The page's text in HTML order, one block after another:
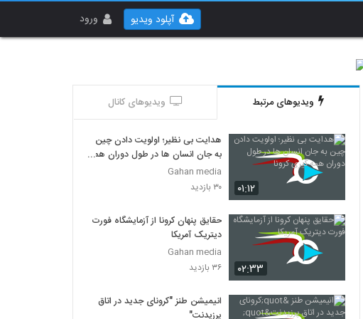
ورود آپلود ویدیو
ویدیوهای مرتبط ویدیوهای کانال
۰۱:۱۲
هدایت بی نظیر؛ اولویت دادن چین
به جان انسان ها در طول دوران همه
گیری کرونا
Gahan media
۳۰ بازدید
۰۲:۳۳
حقایق پنهان کرونا از آزمایشگاه فورت
دیتریک آمریکا
Gahan media
۳۶ بازدید
انیمیشن طنز "کرونای جدید در اتاق
پرزیدنت"